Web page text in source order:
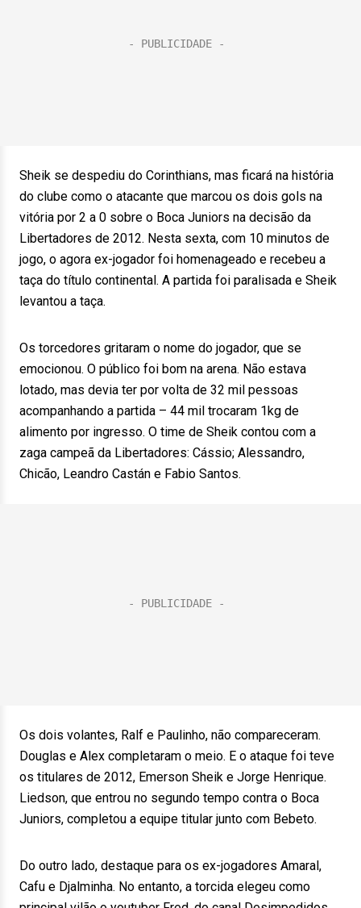
Sheik se despediu do Corinthians, mas ficará na história
do clube como o atacante que marcou os dois gols na
vitória por 2 a 0 sobre o Boca Juniors na decisão da
Libertadores de 2012. Nesta sexta, com 10 minutos de
jogo, o agora ex-jogador foi homenageado e recebeu a
taça do título continental. A partida foi paralisada e Sheik
levantou a taça.
Os torcedores gritaram o nome do jogador, que se
emocionou. O público foi bom na arena. Não estava
lotado, mas devia ter por volta de 32 mil pessoas
acompanhando a partida – 44 mil trocaram 1kg de
alimento por ingresso. O time de Sheik contou com a
zaga campeã da Libertadores: Cássio; Alessandro,
Chicão, Leandro Castán e Fabio Santos.
Os dois volantes, Ralf e Paulinho, não compareceram.
Douglas e Alex completaram o meio. E o ataque foi teve
os titulares de 2012, Emerson Sheik e Jorge Henrique.
Liedson, que entrou no segundo tempo contra o Boca
Juniors, completou a equipe titular junto com Bebeto.
Do outro lado, destaque para os ex-jogadores Amaral,
Cafu e Djalminha. No entanto, a torcida elegeu como